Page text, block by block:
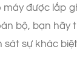
được lắp
bộ, bạn hãy
sát sự khác